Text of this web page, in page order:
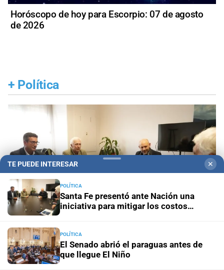
Horóscopo de hoy para Escorpio: 07 de agosto
de 2026
+ Política
Junto a la Región Centro Santa Fe presentó ante
TE PUEDE INTERESAR ✕
POLÍTICA
Santa Fe presentó ante Nación una
iniciativa para mitigar los costos
POLÍTICA
El Senado abrió el paraguas antes de
que llegue El Niño